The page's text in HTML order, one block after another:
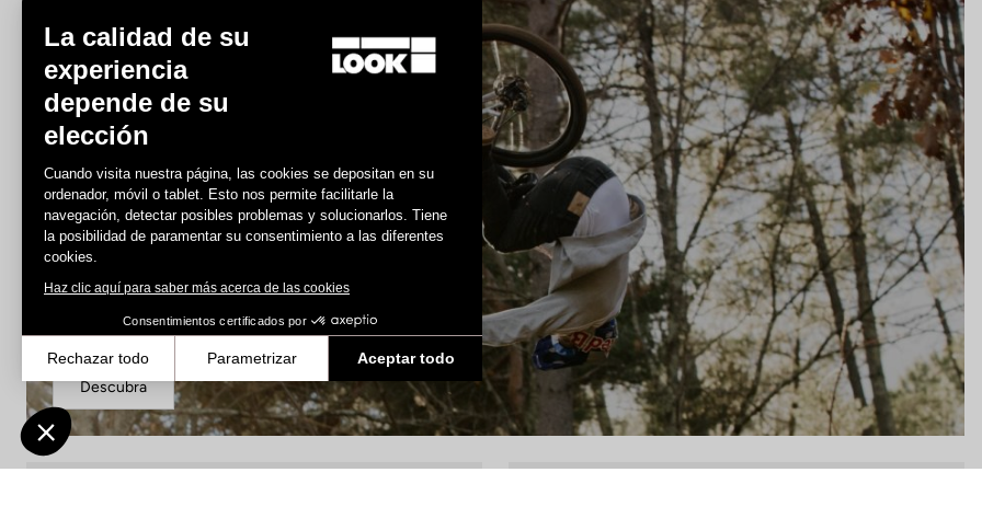
DH / Dirt
Descubra
La calidad de su
experiencia
depende de su
elección
Cuando visita nuestra página, las cookies se depositan en su
ordenador, móvil o tablet. Esto nos permite facilitarle la
navegación, detectar posibles problemas y solucionarlos. Tiene
la posibilidad de paramentar su consentimiento a las diferentes
cookies.
Haz clic aquí para saber más acerca de las cookies
Consentimientos certificados por
Rechazar todo Parametrizar
Aceptar todo
Axeptio consent
Plataforma de Gestión de Consentimiento: Personaliza tus Opciones
Nuestra plataforma te permite personalizar y gestionar tus ajustes de privacidad, garantizando el cumplimiento de las regulaciones.